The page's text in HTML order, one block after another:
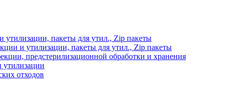
утилизации, пакеты для утил., Zip пакеты
и утилизации, пакеты для утил., Zip пакеты
предстерилизационной обработки и хранения
утилизации
отходов